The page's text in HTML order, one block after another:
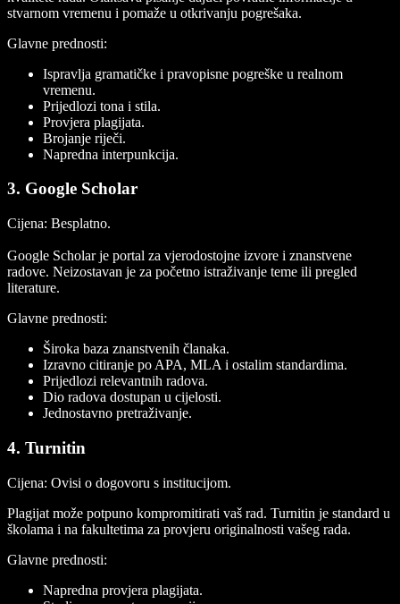
stvarnom vremenu i pomaže u otkrivanju pogrešaka.
Glavne prednosti:
Ispravlja gramatičke i pravopisne pogreške u realnom
vremenu.
Prijedlozi tona i stila.
Provjera plagijata.
Brojanje riječi.
Napredna interpunkcija.
3. Google Scholar
Cijena: Besplatno.
Google Scholar je portal za vjerodostojne izvore i znanstvene
radove. Neizostavan je za početno istraživanje teme ili pregled
literature.
Glavne prednosti:
Široka baza znanstvenih članaka.
Izravno citiranje po APA, MLA i ostalim standardima.
Prijedlozi relevantnih radova.
Dio radova dostupan u cijelosti.
Jednostavno pretraživanje.
4. Turnitin
Cijena: Ovisi o dogovoru s institucijom.
Plagijat može potpuno kompromitirati vaš rad. Turnitin je standard u
školama i na fakultetima za provjeru originalnosti vašeg rada.
Glavne prednosti:
Napredna provjera plagijata.